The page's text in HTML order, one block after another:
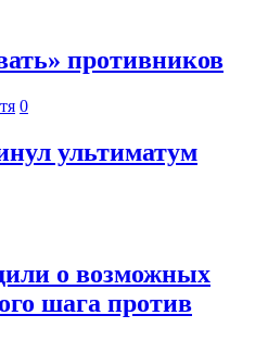
противников
0
ультиматум
о возможных
шага против